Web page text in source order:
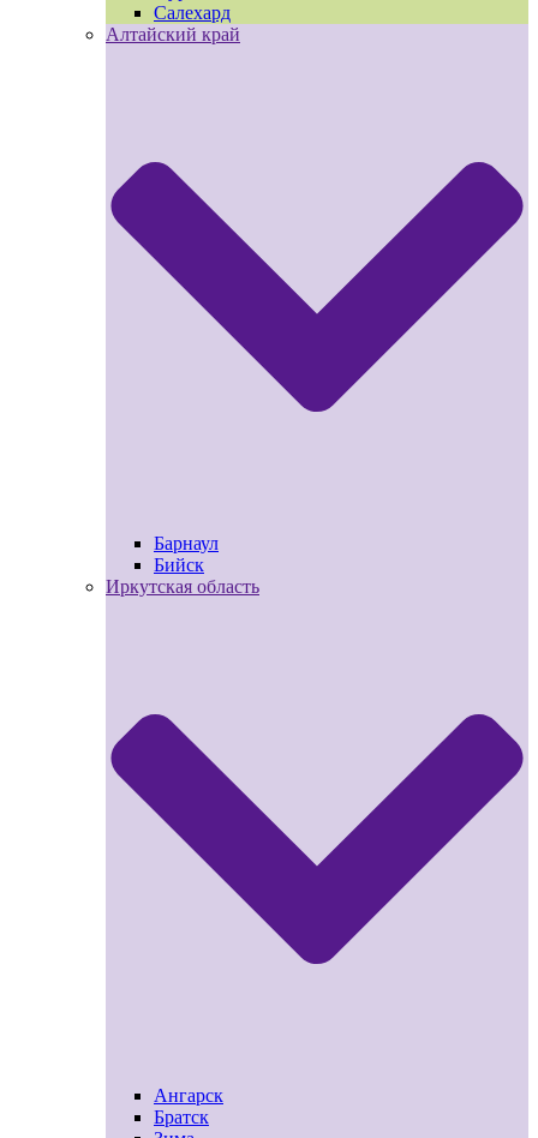
Салехард
Алтайский край
Барнаул
Бийск
Иркутская область
Ангарск
Братск